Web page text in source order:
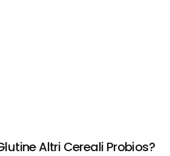
Altri Cereali Probios?